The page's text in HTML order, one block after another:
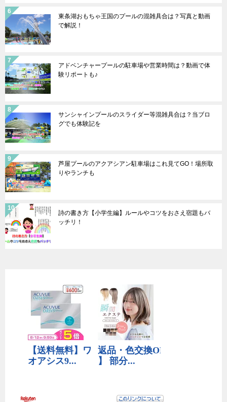
東条湖おもちゃ王国のプールの混雑具合は？写真と動画
で解説！
アドベンチャープールの駐車場や営業時間は？動画で体
験リポートも♪
サンシャインプールのスライダー等混雑具合は？当ブロ
グでも体験記を
芦屋プールのアクアシアン駐車場はこれ見てGO！場所取
りやランチも
詩の書き方【小学生編】ルールやコツをおさえ宿題もバ
ッチリ！